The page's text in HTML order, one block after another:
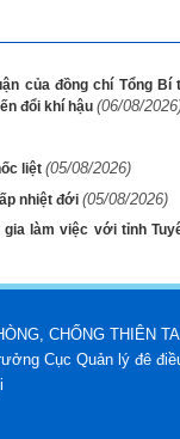
của đồng chí Tổng
đổi khí hậu(06/08/
liệt(05/08/2026)
nhiệt đới(05/08/2026)
làm việc với tỉnh
CHỐNG THIÊN
Cục Quản lý đê